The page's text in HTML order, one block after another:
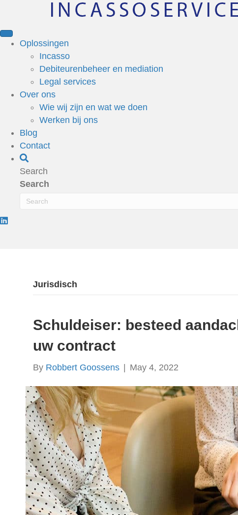
Oplossingen
Incasso
Debiteurenbeheer en mediation
Legal services
Over ons
Wie wij zijn en wat we doen
Werken bij ons
Blog
Contact
Search
Search
Jurisdisch
Schuldeiser: besteed
uw contract
By Robbert Goossens May 4, 2022